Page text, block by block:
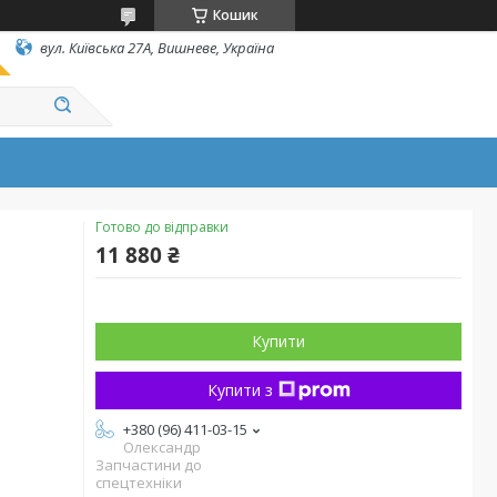
Кошик
вул. Київська 27А, Вишневе, Україна
Готово до відправки
11 880 ₴
Купити
Купити з
+380 (96) 411-03-15
Олександр
Запчастини до
спецтехніки